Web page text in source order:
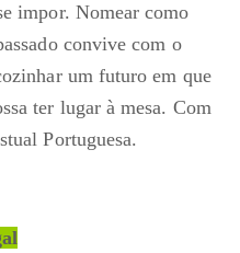
impor. Nomear como
convive com o
um futuro em que
ter lugar à mesa. Com
Portuguesa.